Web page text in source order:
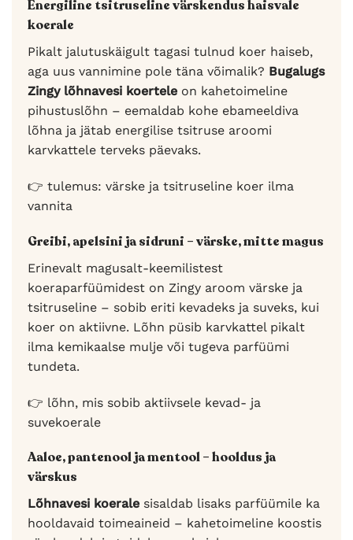
Energiline tsitruseline värskendus haisvale
koerale
Pikalt jalutuskäigult tagasi tulnud koer haiseb,
aga uus vannimine pole täna võimalik? Bugalugs
Zingy lõhnavesi koertele on kahetoimeline
pihustuslõhn – eemaldab kohe ebameeldiva
lõhna ja jätab energilise tsitruse aroomi
karvkattele terveks päevaks.
👉 tulemus: värske ja tsitruseline koer ilma
vannita
Greibi, apelsini ja sidruni – värske, mitte magus
Erinevalt magusalt-keemilistest
koeraparfüümidest on Zingy aroom värske ja
tsitruseline – sobib eriti kevadeks ja suveks, kui
koer on aktiivne. Lõhn püsib karvkattel pikalt
ilma kemikaalse mulje või tugeva parfüümi
tundeta.
👉 lõhn, mis sobib aktiivsele kevad- ja
suvekoerale
Aaloe, pantenool ja mentool – hooldus ja
värskus
Lõhnavesi koerale sisaldab lisaks parfüümile ka
hooldavaid toimeaineid – kahetoimeline koostis